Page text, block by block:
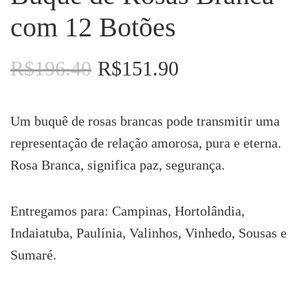
com 12 Botões
R$196.40 O
era:
R$196.40.
R$151.90
é:
Um buquê de rosas brancas pode transmitir uma
representação de relação amorosa, pura e eterna.
Rosa Branca, significa paz, segurança.
Entregamos para: Campinas, Hortolândia,
Indaiatuba, Paulínia, Valinhos, Vinhedo, Sousas e
Sumaré.